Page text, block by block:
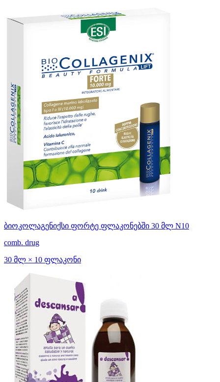
ბიოკოლაგენიქსი ფორტე ფლაკონებში 30 მლ N10
comb. drug
30 მლ × 10 ფლაკონი